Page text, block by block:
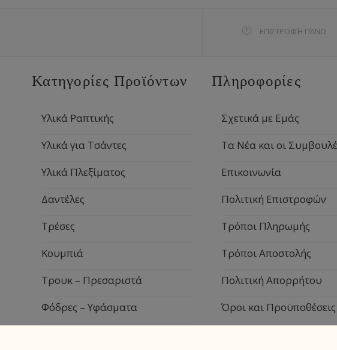
ΕΠΙΣΤΡΟΦΉ ΠΆΝΩ
Κατηγορίες Προϊόντων
Υλικά Ραπτικής
Υλικά για Τσάντες
Υλικά Πλεξίματος
Δαντέλες
Τρέσες
Κουμπιά
Τρουκ – Πρεσαριστά
Φόδρες – Υφάσματα
Πληροφορίες
Σχετικά με Εμάς
Τα Νέα και οι
Επικοινωνία
Πολιτική Επιστροφών
Τρόποι Πληρωμής
Τρόποι Αποστολής
Πολιτική Απορρήτου
Όροι και Προϋποθέσεις